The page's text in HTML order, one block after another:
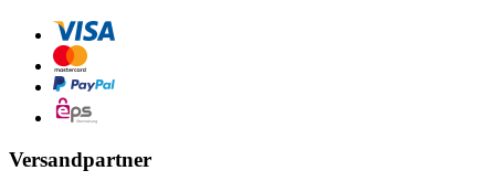
Versandpartner